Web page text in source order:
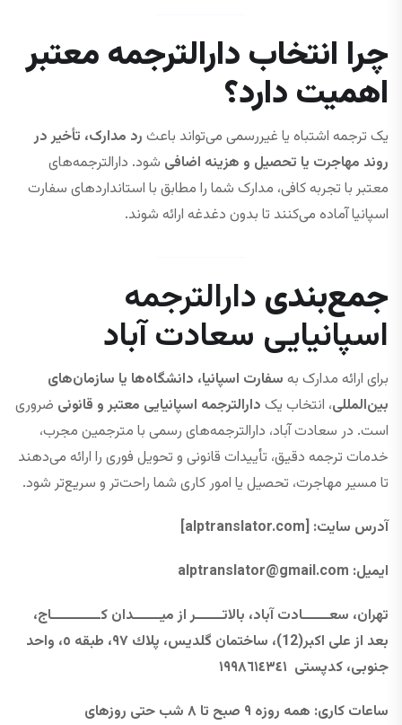
چرا انتخاب دارالترجمه معتبر
اهمیت دارد؟
یک ترجمه اشتباه یا غیررسمی می‌تواند باعث رد مدارک، تأخیر در
روند مهاجرت یا تحصیل و هزینه اضافی شود. دارالترجمه‌های
معتبر با تجربه کافی، مدارک شما را مطابق با استانداردهای سفارت
اسپانیا آماده می‌کنند تا بدون دغدغه ارائه شوند.
جمع‌بندیدارالترجمه
اسپانیایی سعادت آباد
برای ارائه مدارک به سفارت اسپانیا، دانشگاه‌ها یا سازمان‌های
بین‌المللی، انتخاب یک دارالترجمه اسپانیایی معتبر و قانونی ضروری
است. در سعادت آباد، دارالترجمه‌های رسمی با مترجمین مجرب،
خدمات ترجمه دقیق، تأییدات قانونی و تحویل فوری را ارائه می‌دهند
تا مسیر مهاجرت، تحصیل یا امور کاری شما راحت‌تر و سریع‌تر شود.
آدرس سایت: [alptranslator.com]
ایمیل:
alptranslator@gmail.com
تهران، سعــــــادت آباد، بالاتــــــر از ميــــــدان كـــــــــــاج،
بعد از علی اکبر(12)، ساختمان گلديس، پلاك ٩٧، طبقه ٥، واحد
جنوبی، كدپستی ١٩٩٨٦١٤٣٤١
ساعات کاری: همه ‌روزه ۹ صبح تا ۸ شب حتی روزهای